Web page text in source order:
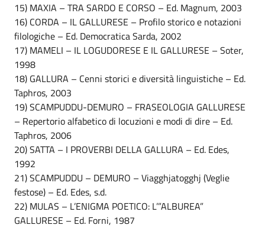
15) MAXIA – TRA SARDO E CORSO – Ed. Magnum, 2003
16) CORDA – IL GALLURESE – Profilo storico e notazioni
filologiche – Ed. Democratica Sarda, 2002
17) MAMELI – IL LOGUDORESE E IL GALLURESE – Soter,
1998
18) GALLURA – Cenni storici e diversità linguistiche – Ed.
Taphros, 2003
19) SCAMPUDDU-DEMURO – FRASEOLOGIA GALLURESE
– Repertorio alfabetico di locuzioni e modi di dire – Ed.
Taphros, 2006
20) SATTA – I PROVERBI DELLA GALLURA – Ed. Edes,
1992
21) SCAMPUDDU – DEMURO – Viagghjatogghj (Veglie
festose) – Ed. Edes, s.d.
22) MULAS – L’ENIGMA POETICO: L’”ALBUREA”
GALLURESE – Ed. Forni, 1987